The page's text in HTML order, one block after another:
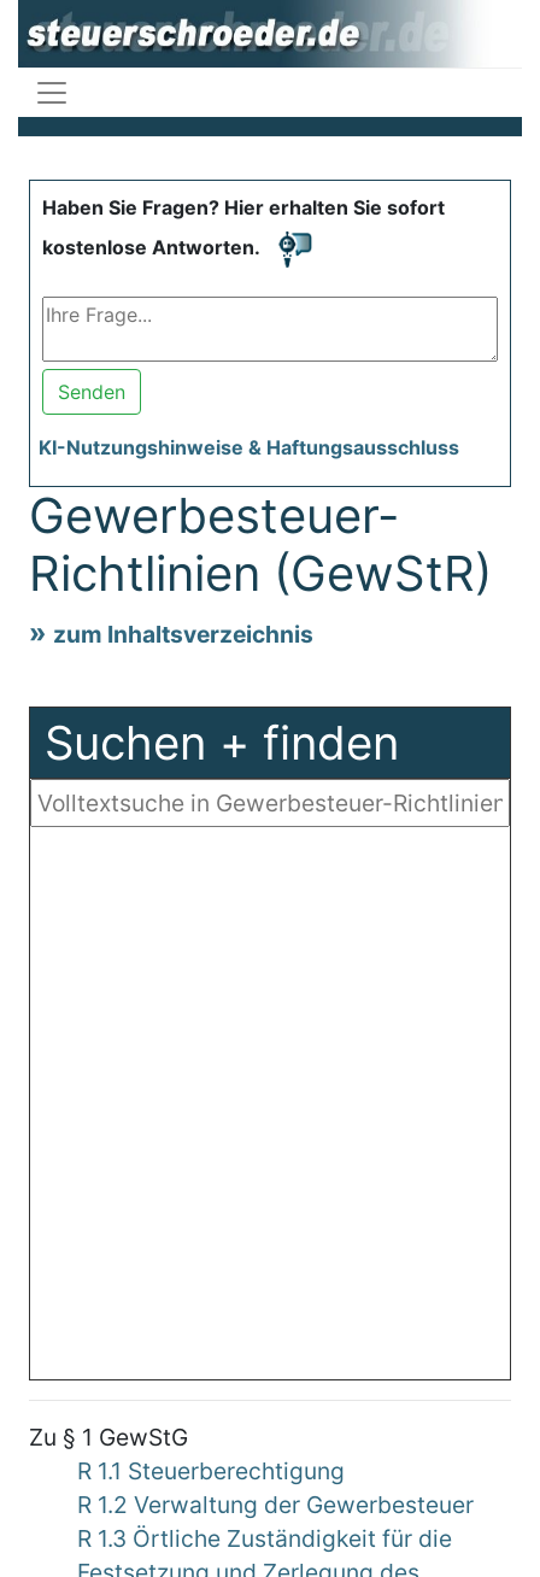
Haben Sie Fragen? Hier erhalten Sie sofort
kostenlose Antworten.
Senden
KI-Nutzungshinweise & Haftungsausschluss
Gewerbesteuer-
Richtlinien (GewStR)
zum Inhaltsverzeichnis
Suchen + finden
Zu § 1 GewStG
R 1.1 Steuerberechtigung
R 1.2 Verwaltung der Gewerbesteuer
R 1.3 Örtliche Zuständigkeit für die